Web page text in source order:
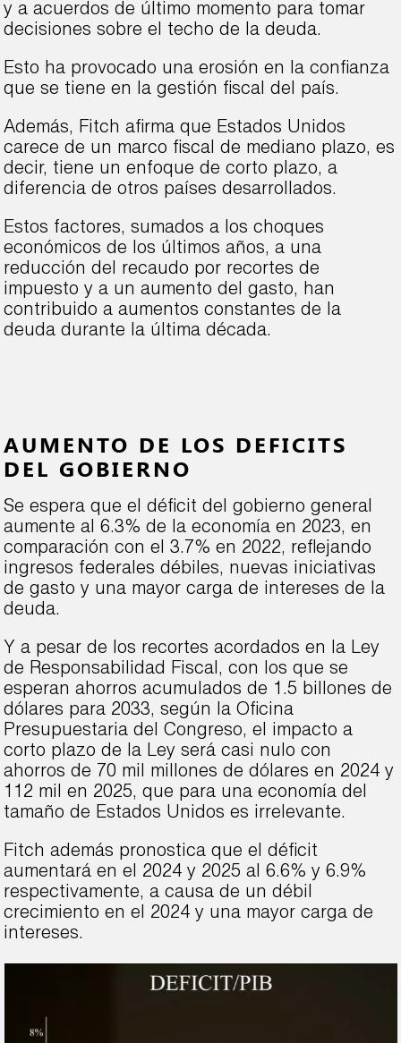
y a acuerdos de último momento para tomar
decisiones sobre el techo de la deuda.
Esto ha provocado una erosión en la confianza
que se tiene en la gestión fiscal del país.
Además, Fitch afirma que Estados Unidos
carece de un marco fiscal de mediano plazo, es
decir, tiene un enfoque de corto plazo, a
diferencia de otros países desarrollados.
Estos factores, sumados a los choques
económicos de los últimos años, a una
reducción del recaudo por recortes de
impuesto y a un aumento del gasto, han
contribuido a aumentos constantes de la
deuda durante la última década.
AUMENTO DE LOS DEFICITS
DEL GOBIERNO
Se espera que el déficit del gobierno general
aumente al 6.3% de la economía en 2023, en
comparación con el 3.7% en 2022, reflejando
ingresos federales débiles, nuevas iniciativas
de gasto y una mayor carga de intereses de la
deuda.
Y a pesar de los recortes acordados en la Ley
de Responsabilidad Fiscal, con los que se
esperan ahorros acumulados de 1.5 billones de
dólares para 2033, según la Oficina
Presupuestaria del Congreso, el impacto a
corto plazo de la Ley será casi nulo con
ahorros de 70 mil millones de dólares en 2024 y
112 mil en 2025, que para una economía del
tamaño de Estados Unidos es irrelevante.
Fitch además pronostica que el déficit
aumentará en el 2024 y 2025 al 6.6% y 6.9%
respectivamente, a causa de un débil
crecimiento en el 2024 y una mayor carga de
intereses.